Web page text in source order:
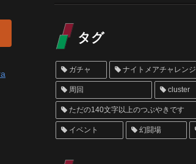
タグ
ガチャ ナイトメアチャレンジ
周回 cluster
ただの140文字以上のつぶやきです
イベント 幻闘場